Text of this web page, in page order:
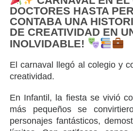
DOCTORES HASTA
CONTABA UNA
DE CREATIVIDAD EN
INOLVIDABLE!
El carnaval llegó al colegio y
creatividad.
En Infantil, la fiesta se vivió
más pequeños se
personajes fantásticos,